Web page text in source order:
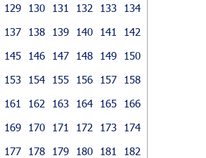
129 130 131 132 133
134
137 138 139 140 141
142
145 146 147 148 149
150
153 154 155 156 157
158
161 162 163 164 165
166
169 170 171 172 173
174
177 178 179 180 181
182